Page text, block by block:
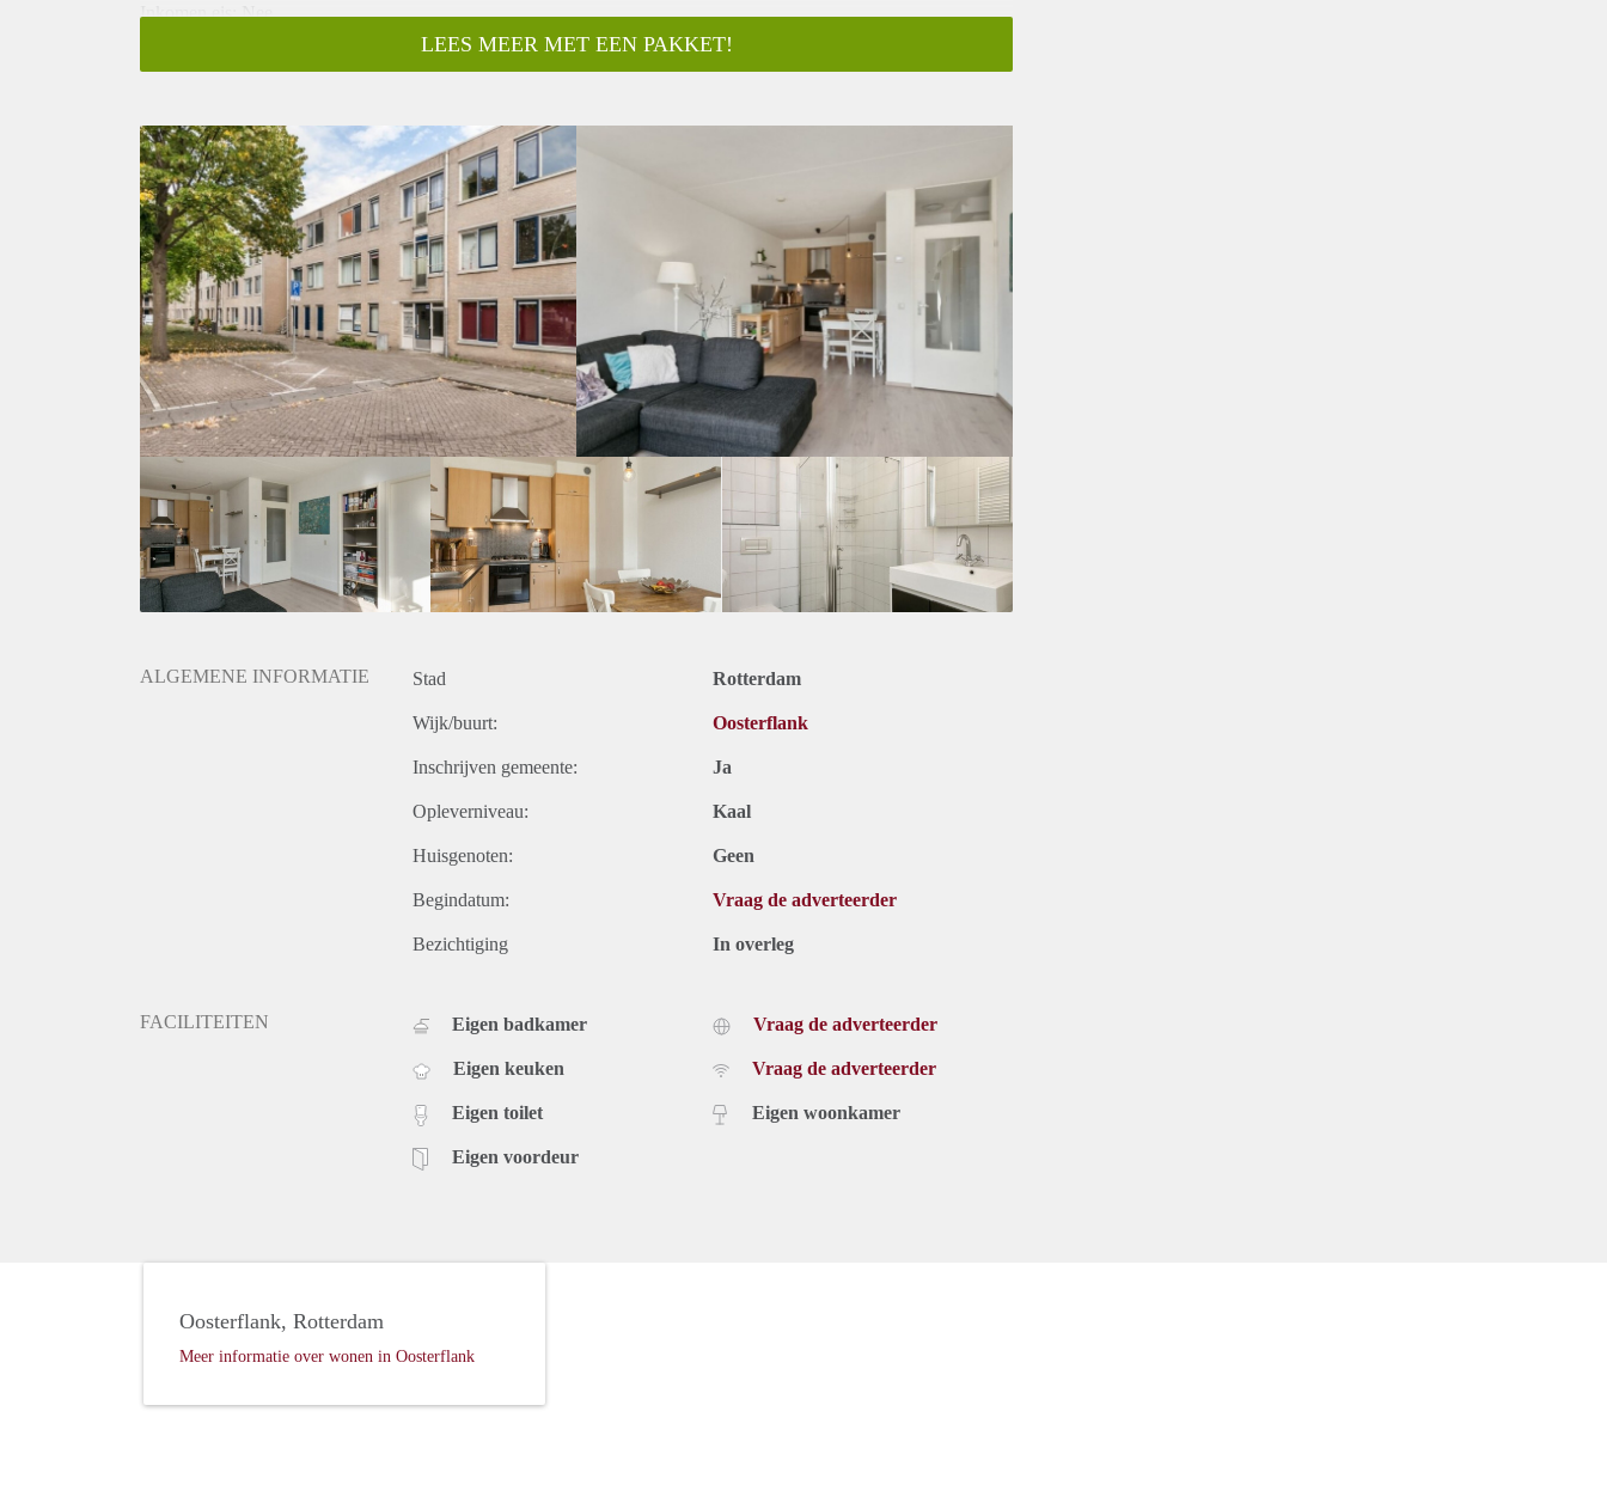
Inkomen eis: Nee
Borg: 1 Maand
Huisdieren toegestaan: Afhankelijk van de Eigenaar
Huurtoeslag grens: Ja
Geschikt voor studenten: Afhankelijk van de Eigenaar
LEES MEER MET EEN PAKKET!
ALGEMENE INFORMATIE Stad Rotterdam
Wijk/buurt: Oosterflank
Inschrijven gemeente: Ja
Opleverniveau: Kaal
Huisgenoten: Geen
Begindatum: Vraag de adverteerder
Bezichtiging In overleg
FACILITEITEN Eigen badkamer
Eigen keuken
Eigen toilet
Eigen voordeur
Vraag de adverteerder
Vraag de adverteerder
Eigen woonkamer
Oosterflank, Rotterdam
Meer informatie over wonen in Oosterflank